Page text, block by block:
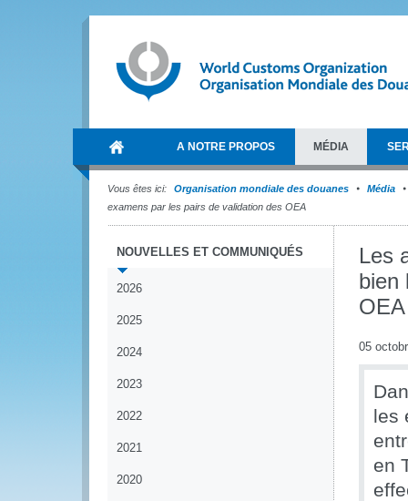
A NOTRE PROPOS MÉDIA
Vous êtes ici: Organisation mondiale des douanes
Média
examens par les pairs de validation des OEA
NOUVELLES ET COMMUNIQUÉS
2026
2025
2024
2023
2022
2021
2020
Les
bien
OEA
05
les
en